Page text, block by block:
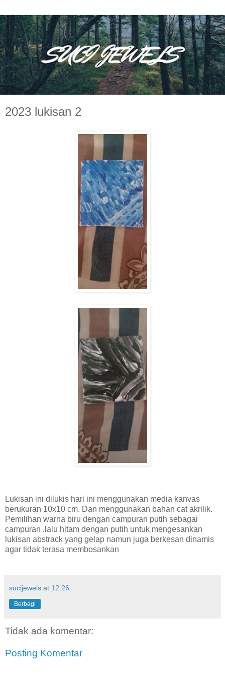
2023 lukisan 2
Lukisan ini dilukis hari ini menggunakan media kanvas
berukuran 10x10 cm. Dan menggunakan bahan cat akrilik.
Pemilihan warna biru dengan campuran putih sebagai
campuran .lalu hitam dengan putih untuk mengesankan
lukisan abstrack yang gelap namun juga berkesan dinamis
agar tidak terasa membosankan
sucijewels at 12.26
Berbagi
Tidak ada komentar:
Posting Komentar